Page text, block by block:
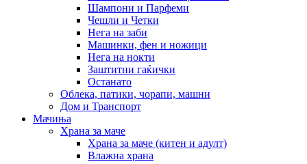
Шампони и Парфеми
Чешли и Четки
Нега на заби
Машинки, фен и ножици
Нега на нокти
Заштитни гаќички
Останато
Облека, патики, чорапи, машни
Дом и Транспорт
Мачиња
Храна за маче
Храна за маче (китен и адулт)
Влажна храна